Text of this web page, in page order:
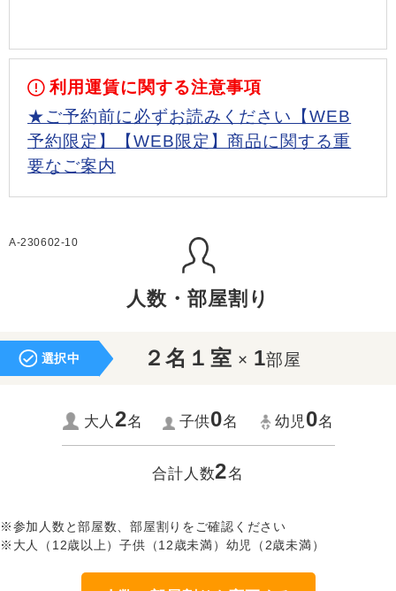
利用運賃に関する注意事項
★ご予約前に必ずお読みください【WEB
予約限定】【WEB限定】商品に関する重
要なご案内
A-230602-10
人数・部屋割り
選択中 ２名１室 × 1部屋
大人2名 子供0名 幼児0名
合計人数2名
※参加人数と部屋数、部屋割りをご確認ください
※大人（12歳以上）子供（12歳未満）幼児（2歳未満）